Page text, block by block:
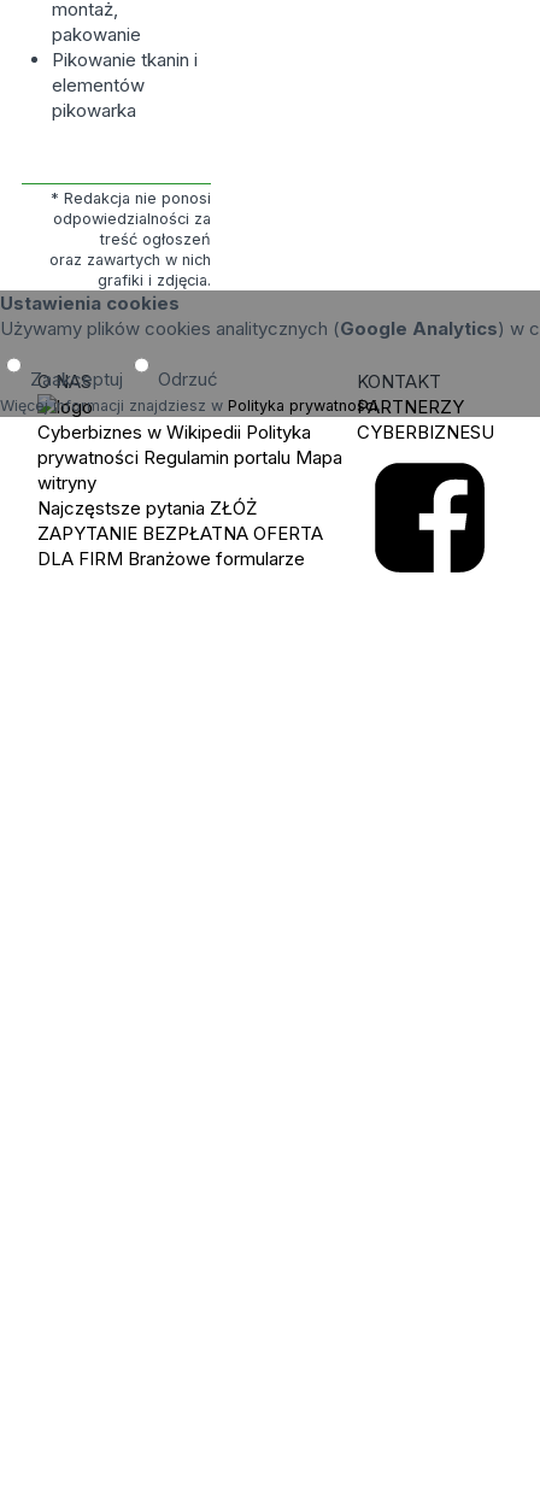
montaż,
pakowanie
Pikowanie tkanin i
elementów
pikowarka
* Redakcja nie ponosi
odpowiedzialności za
treść ogłoszeń
oraz zawartych w nich
grafiki i zdjęcia.
Ustawienia cookies
Używamy plików cookies analitycznych (Google Analytics) w
Zaakceptuj Odrzuć
Więcej informacji znajdziesz w Polityka prywatności.
O NAS
Cyberbiznes w Wikipedii Polityka
prywatności Regulamin portalu Mapa
witryny
Najczęstsze pytania ZŁÓŻ
ZAPYTANIE BEZPŁATNA OFERTA
DLA FIRM Branżowe formularze
KONTAKT
PARTNERZY
CYBERBIZNESU